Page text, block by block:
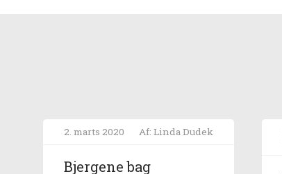
2. marts 2020 Af: Linda Dudek
Bjergene bag